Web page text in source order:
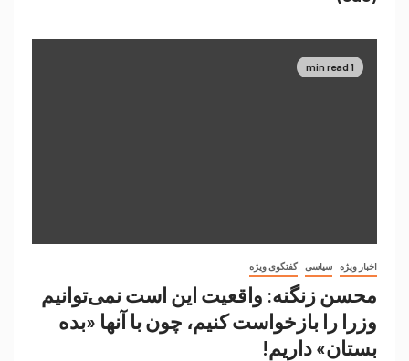
1 min read
اخبار ویژه سیاسی گفتگوی ویژه
محسن زنگنه: واقعیت این است نمی‌توانیم
وزرا را بازخواست کنیم، چون با آنها «بده
بستان» داریم!